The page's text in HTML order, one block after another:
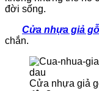
đời sống.
Cửa nhựa giả gỗ
chắn.
Cửa nhựa giả